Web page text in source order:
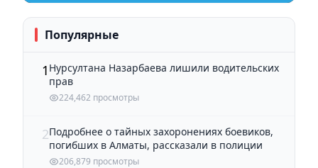
Популярные
1 Нурсултана Назарбаева лишили водительских
прав
224,462 просмотры
2Подробнее о тайных захоронениях боевиков,
погибших в Алматы, рассказали в полиции
206,879 просмотры